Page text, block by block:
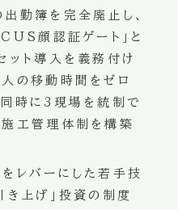
勤簿を完全廃止し、
顔認証ゲート」と
ット導入を義務付け
の移動時間をゼロ
時に3現場を統制で
施工管理体制を構築
レバーにした若手技
上げ」投資の制度